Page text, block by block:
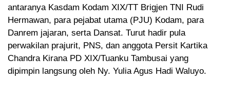
antaranya Kasdam Kodam XIX/TT Brigjen TNI Rudi
Hermawan, para pejabat utama (PJU) Kodam, para
Danrem jajaran, serta Dansat. Turut hadir pula
perwakilan prajurit, PNS, dan anggota Persit Kartika
Chandra Kirana PD XIX/Tuanku Tambusai yang
dipimpin langsung oleh Ny. Yulia Agus Hadi Waluyo.